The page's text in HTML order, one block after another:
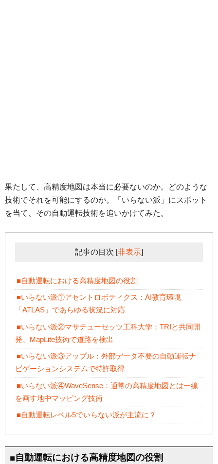
果たして、高精度地図は本当に必要ないのか。どのような
技術でそれを可能にするのか。「いらない派」にスポット
を当て、その自動運転技術を追いかけてみた。
記事の目次 [非表示]
■自動運転における高精度地図の役割
■いらない派①アセントロボティクス：AI教育環境
「ATLAS」であらゆる状況に対応
■いらない派②マサチューセッツ工科大学：TRIと共同開
発、MapLite技術で道路を検出
■いらない派③アップル：外部データ不要の自動運転ナ
ビゲーションシステムで特許取得
■いらない派④WaveSense：通常の高精度地図とは一線
を画す地中マッピング技術
■自動運転レベル5でいらない派が主流に？
■自動運転における高精度地図の役割